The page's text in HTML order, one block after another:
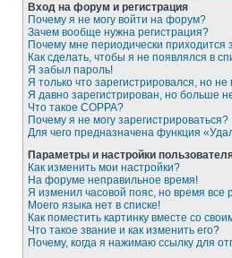
Вход на форум и регистрация
Почему я не могу войти на форум?
Зачем вообще нужна регистрация?
Почему мне периодически приходится
Как сделать, чтобы я не появлялся в
Я забыл пароль!
Я только что зарегистрировался, но не
Я давно зарегистрирован, но больше
Что такое COPPA?
Почему я не могу зарегистрироваться?
Для чего предназначена функция
Параметры и настройки
Как изменить мои настройки?
На форуме неправильное время!
Я изменил часовой пояс, но время все
Моего языка нет в списке!
Как поместить картинку вместе со
Что такое звание и как изменить его?
Почему, когда я нажимаю ссылку для